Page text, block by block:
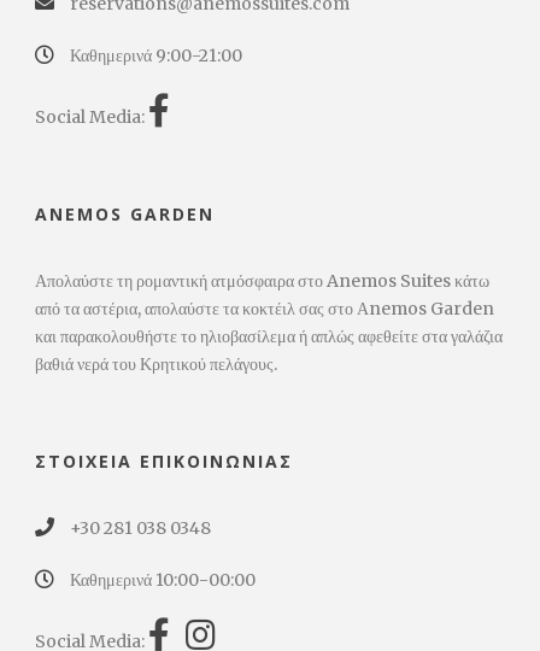
Καθημερινά 9:00-21:00
Social Media:
ANEMOS GARDEN
Απολαύστε τη ρομαντική ατμόσφαιρα στο Anemos Suites κάτω
από τα αστέρια, απολαύστε τα κοκτέιλ σας στο Αnemos Garden
και παρακολουθήστε το ηλιοβασίλεμα ή απλώς αφεθείτε στα γαλάζια
βαθιά νερά του Κρητικού πελάγους.
ΣΤΟΙΧΕΊΑ ΕΠΙΚΟΙΝΩΝΊΑΣ
+30 281 038 0348
Καθημερινά 10:00-00:00
Social Media: